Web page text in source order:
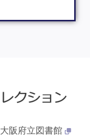
大阪府立図書館